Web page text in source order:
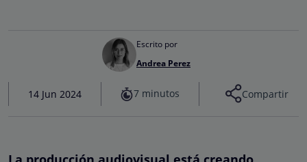
Escrito por
Andrea Perez
14 Jun 2024 7 minutos Compartir